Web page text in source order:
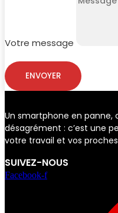
Votre message
ENVOYER
Un smartphone en panne,
désagrément : c’est une
votre travail et vos
SUIVEZ-NOUS
Facebook-f